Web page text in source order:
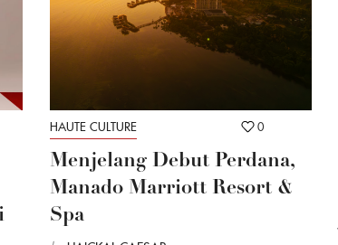
HAUTE CULTURE 0
Menjelang Debut Perdana,
Manado Marriott Resort &
Spa